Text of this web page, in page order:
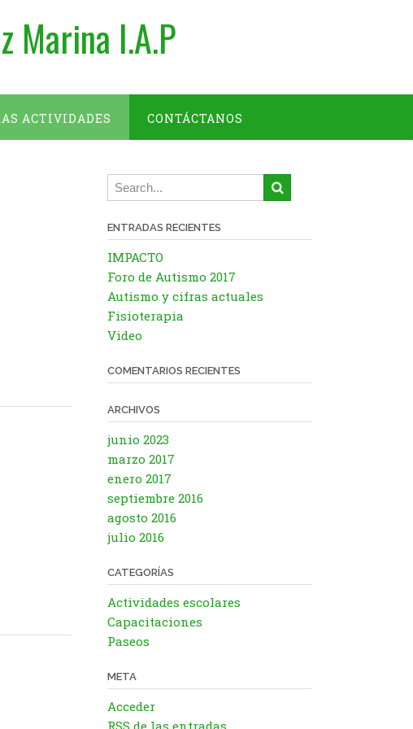
Marina I.A.P
ACTIVIDADES CONTÁCTANOS
ENTRADAS RECIENTES
IMPACTO
Foro de Autismo 2017
Autismo y cifras actuales
Fisioterapia
Video
COMENTARIOS RECIENTES
ARCHIVOS
junio 2023
marzo 2017
enero 2017
septiembre 2016
agosto 2016
julio 2016
CATEGORÍAS
Actividades escolares
Capacitaciones
Paseos
META
Acceder
RSS de las entradas